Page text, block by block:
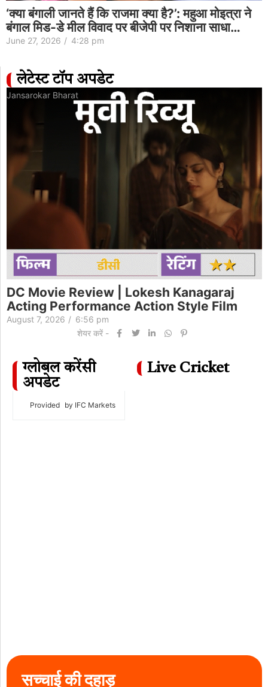
‘क्या बंगाली जानते हैं कि राजमा क्या है?’: महुआ मोइत्रा ने
बंगाल मिड-डे मील विवाद पर बीजेपी पर निशाना साधा…
June 27, 2026 / 4:28 pm
लेटेस्ट टॉप अपडेट
Jansarokar Bharat
DC Movie Review | Lokesh Kanagaraj
Acting Performance Action Style Film
August 7, 2026 / 6:56 pm
शेयर करें -
ग्लोबल करेंसी
अपडेट
Provided by IFC Markets
Live Cricket
सच्चाई की दहाड़